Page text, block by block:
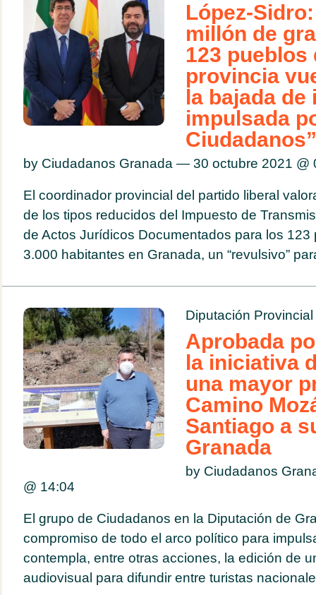
López-
millón de
123 pueblos
provincia
la bajada de
impulsada
Ciudadanos”
by Ciudadanos Granada — 30 octubre 2021 @
El coordinador provincial del partido liberal
de los tipos reducidos del Impuesto de
de Actos Jurídicos Documentados para los 123
3.000 habitantes en Granada, un “revulsivo”
Diputación Provincial
Aprobada
la iniciativa
una mayor
Camino
Santiago a
Granada
by Ciudadanos
@ 14:04
El grupo de Ciudadanos en la Diputación de
compromiso de todo el arco político para
contempla, entre otras acciones, la edición de
audiovisual para difundir entre turistas